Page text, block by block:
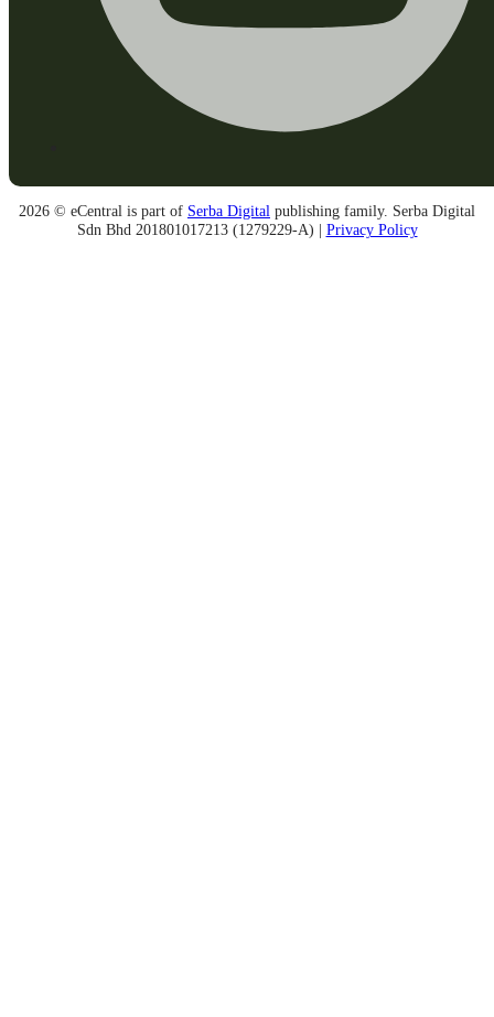
2026 © eCentral is part of Serba Digital publishing family. Serba Digital
Sdn Bhd 201801017213 (1279229-A) | Privacy Policy